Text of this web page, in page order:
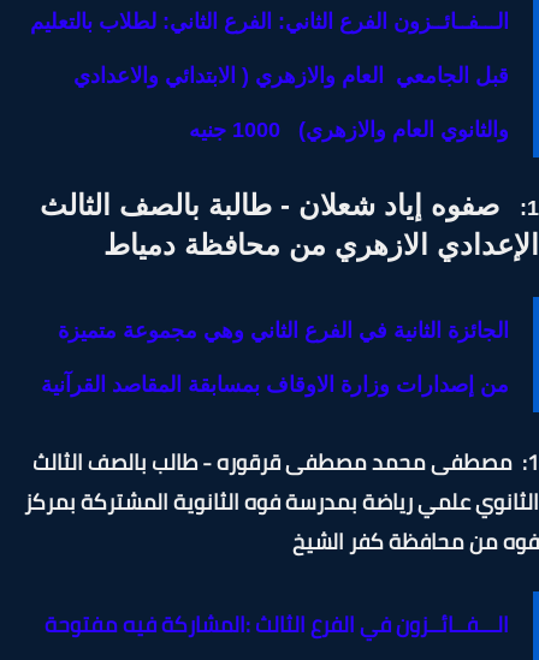
الـــفــائــزون الفرع الثاني: الفرع الثاني: لطلاب بالتعليم
قبل الجامعي العام والازهري ( الابتدائي والاعدادي
والثانوي العام والازهري) 1000 جنيه
صفوه إياد شعلان - طالبة بالصف الثالث
الازهري من محافظة دمياط
الجائزة الثانية في الفرع الثاني وهي مجموعة متميزة
من إصدارات وزارة الاوقاف بمسابقة المقاصد القرآنية
مصطفى محمد مصطفى قرقوره - طالب بالصف الثالث
علمي رياضة بمدرسة فوه الثانوية المشتركة بمركز
من محافظة كفر الشيخ
الـــفــائــزون في الفرع الثالث:المشاركة فيه مفتوحة